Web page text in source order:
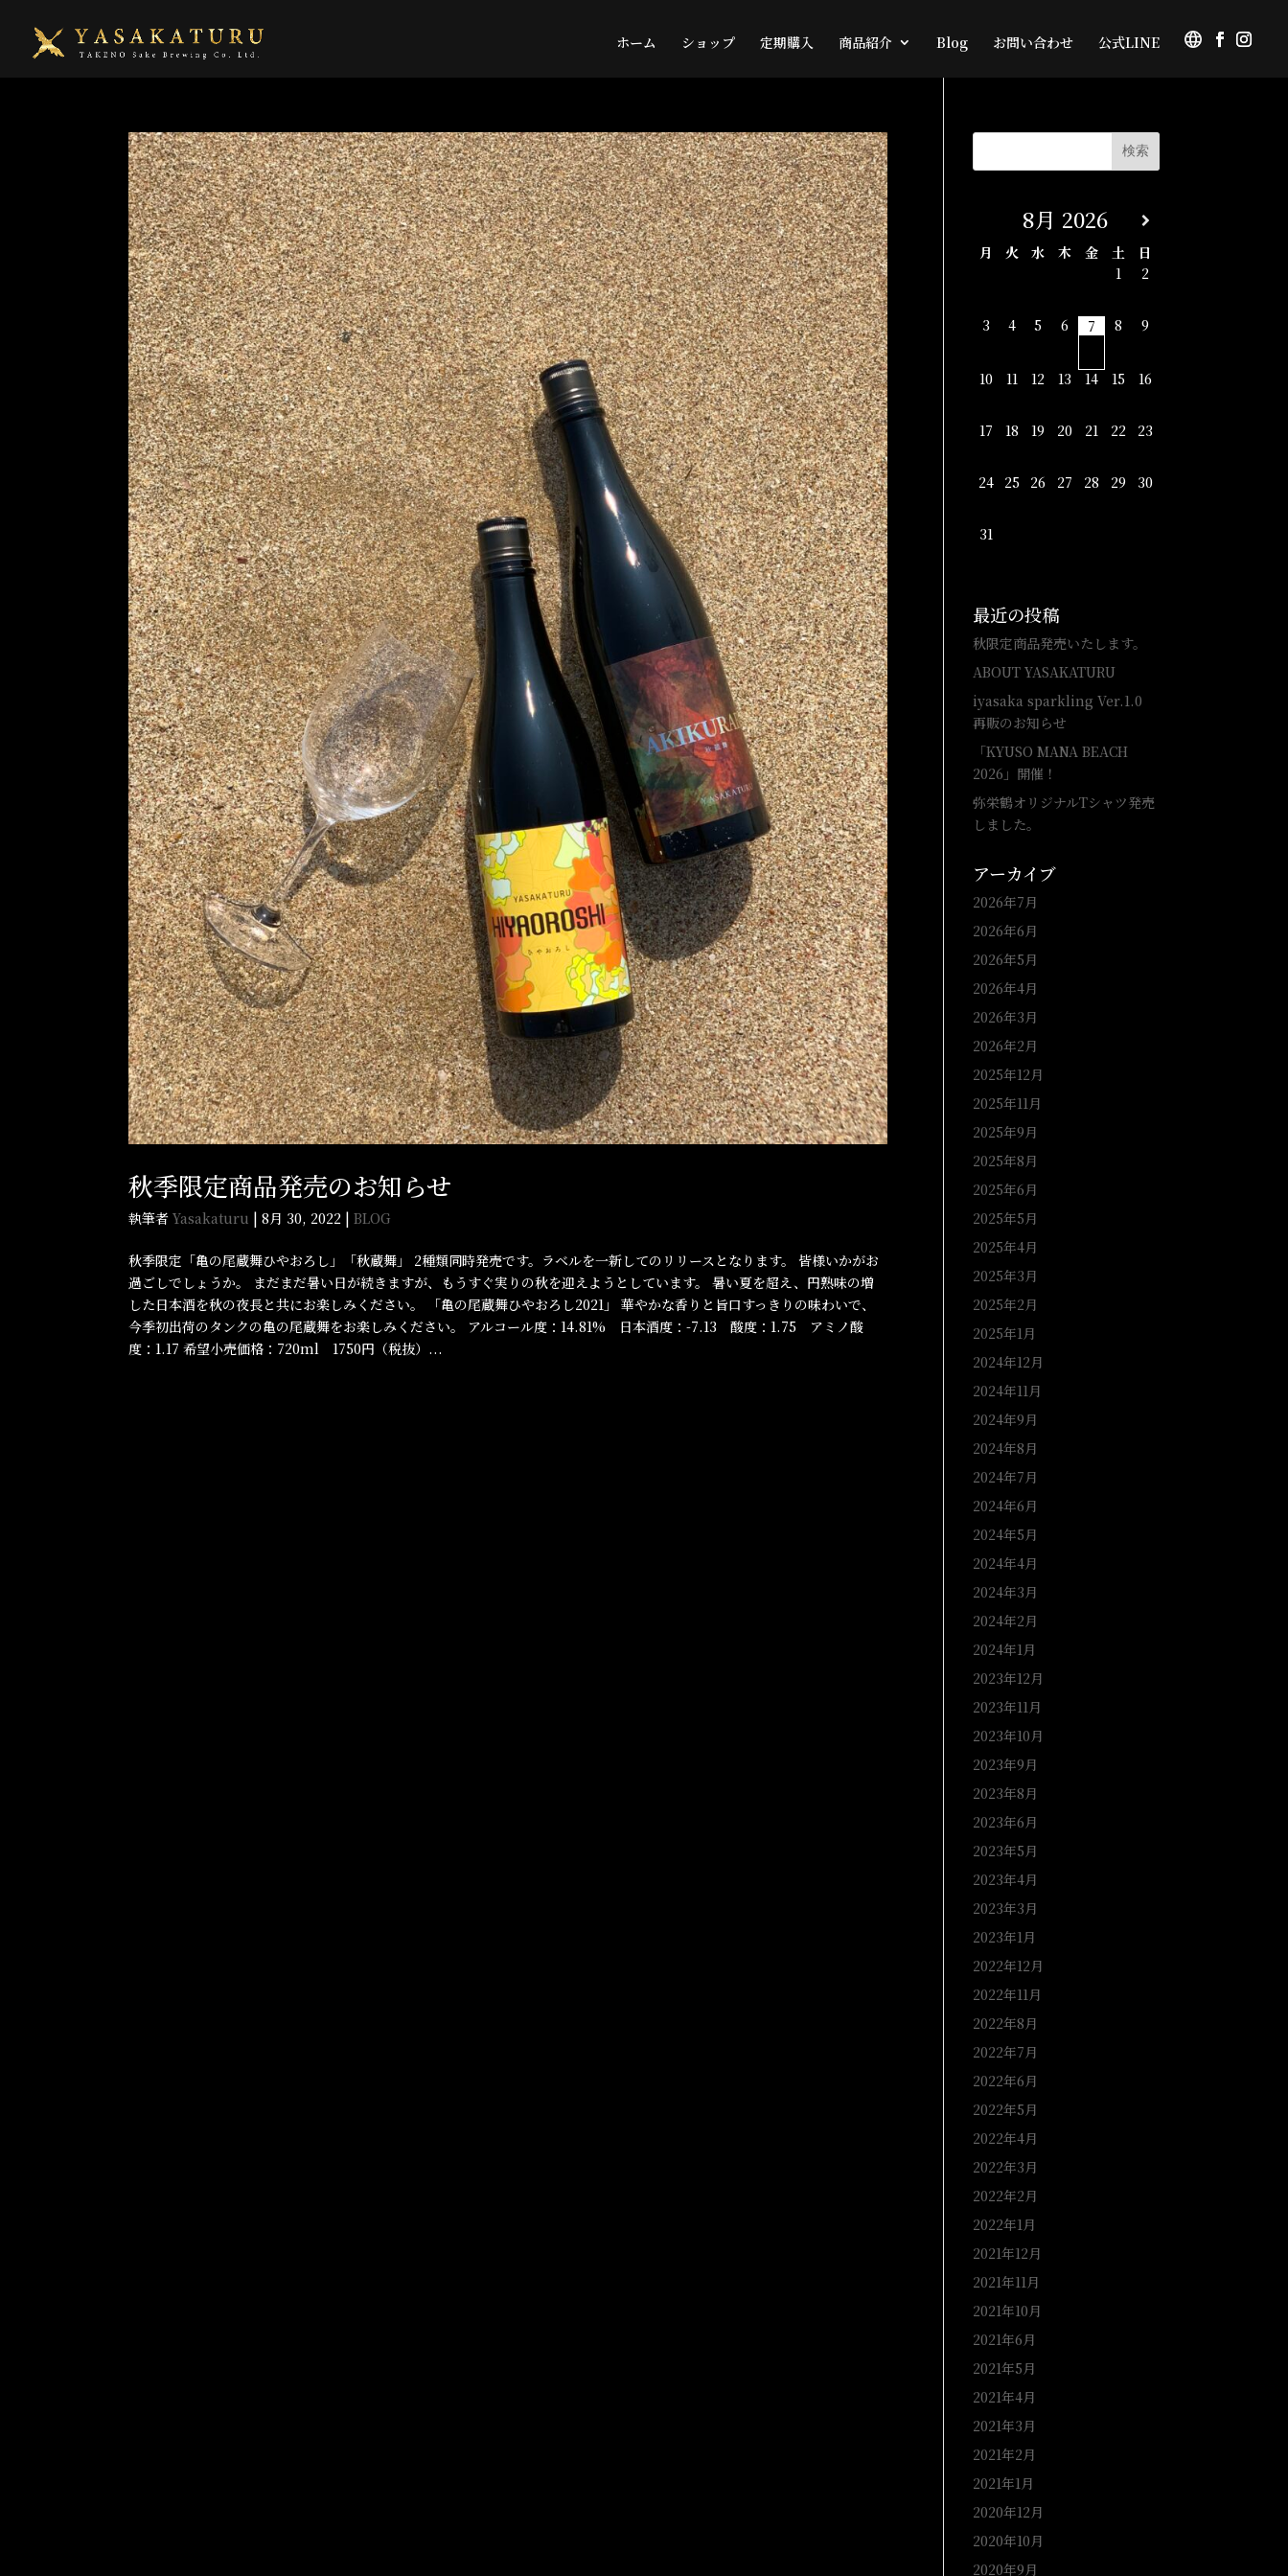
ホーム ショップ 定期購入 商品紹介 Blog お問い合わせ 公式LINE
秋季限定商品発売のお知らせ
執筆者Yasakaturu |8月 30, 2022 |BLOG
秋季限定「亀の尾蔵舞ひやおろし」「秋蔵舞」 2種類同時発売です。ラベルを一新してのリリースとなります。 皆様いかがお
過ごしでしょうか。 まだまだ暑い日が続きますが、もうすぐ実りの秋を迎えようとしています。 暑い夏を超え、円熟味の増
した日本酒を秋の夜長と共にお楽しみください。 「亀の尾蔵舞ひやおろし2021」 華やかな香りと旨口すっきりの味わいで、
今季初出荷のタンクの亀の尾蔵舞をお楽しみください。 アルコール度：14.81% 日本酒度：-7.13 酸度：1.75 アミノ酸
度：1.17 希望小売価格：720ml 1750円（税抜）...
8月 2026
月 火 水 木 金 土
日
1
2
3 4 5 6 7 8 9
10 11 12 13 14 15 16
17 18 19 20 21 22 23
24 25 26 27 28 29 30
31
最近の投稿
秋限定商品発売いたします。
ABOUT YASAKATURU
iyasaka sparkling Ver.1.0
再販のお知らせ
「KYUSO MANA BEACH
2026」開催！
弥栄鶴オリジナルTシャツ発売
しました。
アーカイブ
2026年7月
2026年6月
2026年5月
2026年4月
2026年3月
2026年2月
2025年12月
2025年11月
2025年9月
2025年8月
2025年6月
2025年5月
2025年4月
2025年3月
2025年2月
2025年1月
2024年12月
2024年11月
2024年9月
2024年8月
2024年7月
2024年6月
2024年5月
2024年4月
2024年3月
2024年2月
2024年1月
2023年12月
2023年11月
2023年10月
2023年9月
2023年8月
2023年6月
2023年5月
2023年4月
2023年3月
2023年1月
2022年12月
2022年11月
2022年8月
2022年7月
2022年6月
2022年5月
2022年4月
2022年3月
2022年2月
2022年1月
2021年12月
2021年11月
2021年10月
2021年6月
2021年5月
2021年4月
2021年3月
2021年2月
2021年1月
2020年12月
2020年10月
2020年9月